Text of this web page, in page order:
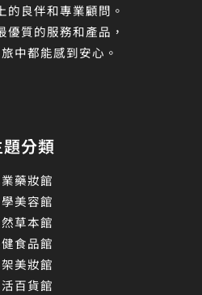
的良伴和專業顧問。
優質的服務和產品，
中都能感到安心。
題分類
藥妝館
美容館
草本館
食品館
美妝館
百貨館